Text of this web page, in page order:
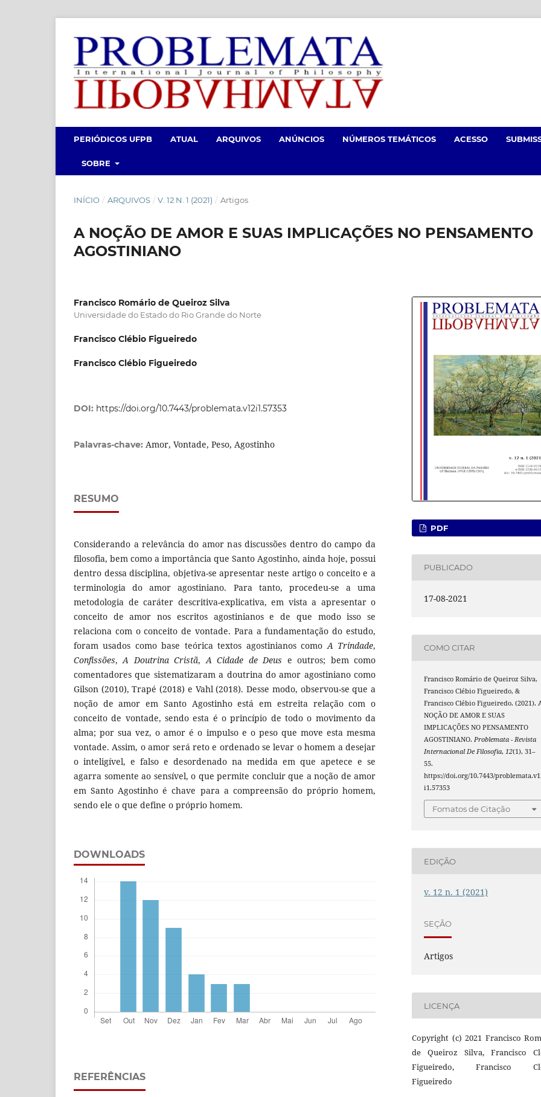
PERIÓDICOS UFPB ATUAL ARQUIVOS ANÚNCIOS NÚMEROS TEMÁTICOS ACESSO
SOBRE
INÍCIO / ARQUIVOS / V. 12 N. 1 (2021) / Artigos
A NOÇÃO DE AMOR E SUAS IMPLICAÇÕES NO PENSAMENTO
AGOSTINIANO
Francisco Romário de Queiroz Silva
Universidade do Estado do Rio Grande do Norte
Francisco Clébio Figueiredo
Francisco Clébio Figueiredo
DOI: https://doi.org/10.7443/problemata.v12i1.57353
Palavras-chave: Amor, Vontade, Peso, Agostinho
RESUMO
Considerando a relevância do amor nas discussões dentro do campo da
filosofia, bem como a importância que Santo Agostinho, ainda hoje, possui
dentro dessa disciplina, objetiva-se apresentar neste artigo o conceito e a
terminologia do amor agostiniano. Para tanto, procedeu-se a uma
metodologia de caráter descritiva-explicativa, em vista a apresentar o
conceito de amor nos escritos agostinianos e de que modo isso se
relaciona com o conceito de vontade. Para a fundamentação do estudo,
foram usados como base teórica textos agostinianos comoA Trindade,
Confissões,A Doutrina Cristã,A Cidade de Deus e outros; bem como
comentadores que sistematizaram a doutrina do amor agostiniano como
Gilson (2010), Trapé (2018) e Vahl (2018). Desse modo, observou-se que a
noção de amor em Santo Agostinho está em estreita relação com o
conceito de vontade, sendo esta é o princípio de todo o movimento da
alma; por sua vez, o amor é o impulso e o peso que move esta mesma
vontade. Assim, o amor será reto e ordenado se levar o homem a desejar
o inteligível, e falso e desordenado na medida em que apetece e se
agarra somente ao sensível, o que permite concluir que a noção de amor
em Santo Agostinho é chave para a compreensão do próprio homem,
sendo ele o que define o próprio homem.
DOWNLOADS
REFERÊNCIAS
PDF
PUBLICADO
17-08-2021
COMO CITAR
Francisco Romário de Queiroz Silva,
Francisco Clébio Figueiredo, &
Francisco Clébio Figueiredo. (2021).
NOÇÃO DE AMOR E SUAS
IMPLICAÇÕES NO PENSAMENTO
AGOSTINIANO. Problemata - Revista
Internacional De Filosofia, 12(1), 31–
55.
https://doi.org/10.7443/
i1.57353
Fomatos de Citação
EDIÇÃO
v. 12 n. 1 (2021)
SEÇÃO
Artigos
LICENÇA
Copyright (c) 2021 Francisco
de Queiroz Silva, Francisco
Figueiredo, Francisco
Figueiredo